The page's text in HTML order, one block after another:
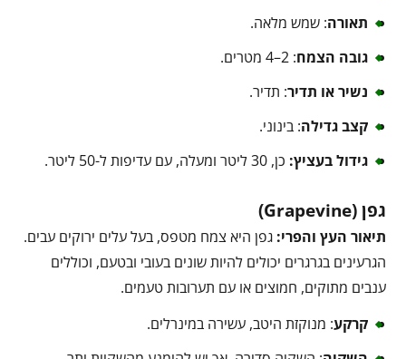
תאורה: שמש מלאה.
גובה הצמח: 2–4 מטרים.
נשיר או תדיר: תדיר.
קצב גדילה: בינוני.
גידול בעציץ: כן, 30 ליטר ומעלה, עם עדיפות ל-50 ליטר.
גפן (Grapevine)
תיאור העץ והפרי:גפן היא צמח מטפס, בעל עלים ירוקים עבים.
הגרעינים בגרגרים יכולים להיות שונים בעובי ובטעם, וכוללים
ענבים מתוקים, חמוצים או עם תערובות טעמים.
קרקע: מנוקזת היטב, עשירה במינרלים.